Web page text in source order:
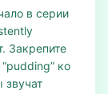
в серии
Закрепите
ко